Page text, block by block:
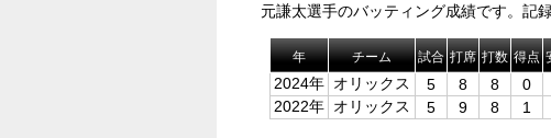
元謙太選手のバッティング成績です。記
年 チーム 試合 打席 打数 得点
2024年 オリックス 5 8 8 0
2022年 オリックス 5 9 8 1